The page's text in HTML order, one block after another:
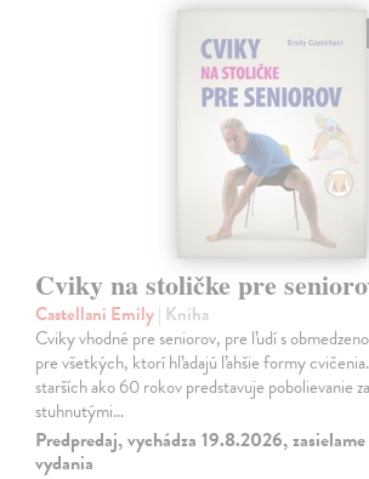
Cviky na stoličke pre
Castellani Emily| Kniha
Cviky vhodné pre seniorov, pre ľudí s
pre všetkých, ktorí hľadajú ľahšie formy
starších ako 60 rokov predstavuje pobolievanie
stuhnutými…
Predpredaj, vychádza 19.8.2026,
vydania